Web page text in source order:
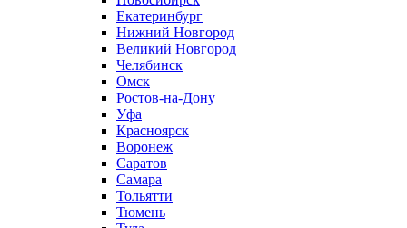
Екатеринбург
Нижний Новгород
Великий Новгород
Челябинск
Омск
Ростов-на-Дону
Уфа
Красноярск
Воронеж
Саратов
Самара
Тольятти
Тюмень